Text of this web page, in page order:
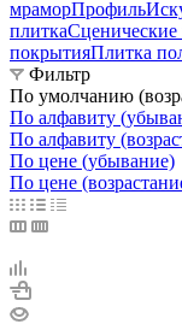
мраморПрофиль
плитка
покрытияПлитка
Фильтр
По умолчанию
По алфавиту
По алфавиту
По цене (убывание)
По цене